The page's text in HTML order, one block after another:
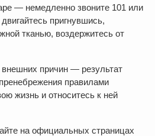
— немедленно звоните 101 или
пригнувшись,
тканью, воздержитесь от
причин — результат
правилами
жизнь и относитесь к ней
на официальных страницах